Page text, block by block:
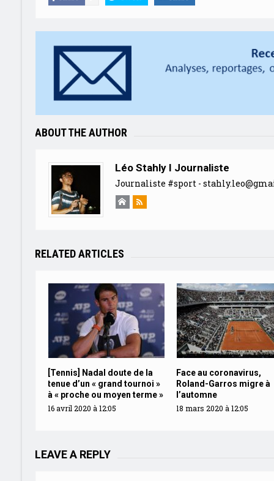
ABOUT THE AUTHOR
Léo Stahly I Journaliste
Journaliste #sport -
RELATED ARTICLES
[Tennis] Nadal doute de la
tenue d’un « grand tournoi »
à « proche ou moyen terme »
16 avril 2020 à 12:05
Face au coronavirus,
Roland-Garros migre à
l’automne
18 mars 2020 à 12:05
LEAVE A REPLY